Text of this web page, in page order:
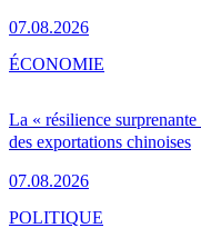
07.08.2026
La « résilience
des exportations chinoises
07.08.2026
ÉCONOMIE
POLITIQUE